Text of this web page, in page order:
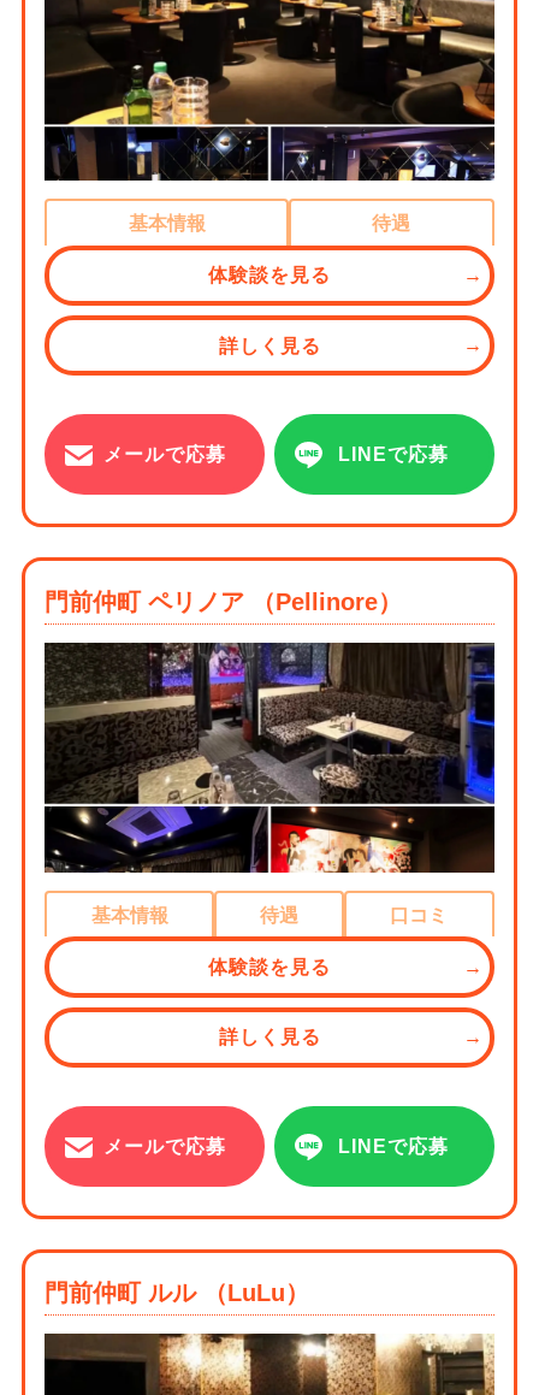
基本情報 待遇
体験談を見る
詳しく見る
メールで応募 LINEで応募
門前仲町 ペリノア （Pellinore）
基本情報 待遇 口コミ
体験談を見る
詳しく見る
メールで応募 LINEで応募
門前仲町 ルル （LuLu）